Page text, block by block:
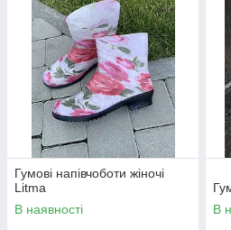
Гумові напівчоботи жіночі
Litma
В наявності
В